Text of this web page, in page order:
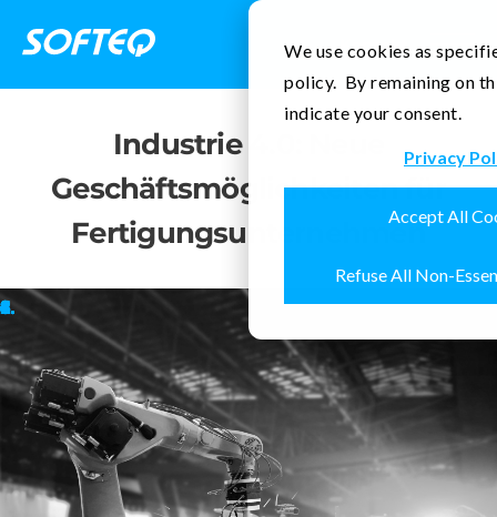
We use cookies as
policy. By remaining on
indicate your consent.
Privacy
Accept All
Refuse All Non-
Kontakt
Industrie 4.0: Neue
Geschäftsmöglichkeiten für
Fertigungsunternehmen